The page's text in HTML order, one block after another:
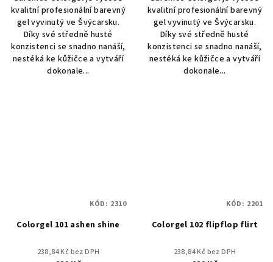
kvalitní profesionální barevný
gel vyvinutý ve Švýcarsku.
Díky své středně husté
konzistenci se snadno nanáší,
nestéká ke kůžičce a vytváří
dokonale...
kvalitní profesionální barevný
gel vyvinutý ve Švýcarsku.
Díky své středně husté
konzistenci se snadno nanáší,
nestéká ke kůžičce a vytváří
dokonale...
Colorgel 101 ashen shine
238,84 Kč bez DPH
KÓD: 2310
Colorgel 102 flipflop flirt
238,84 Kč bez DPH
KÓD: 2201